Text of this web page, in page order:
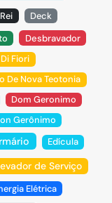
Deck
Desbravador
Di Fiori
De Nova Teotonia
Dom Geronimo
Gerônimo
Edícula
de Serviço
Elétrica